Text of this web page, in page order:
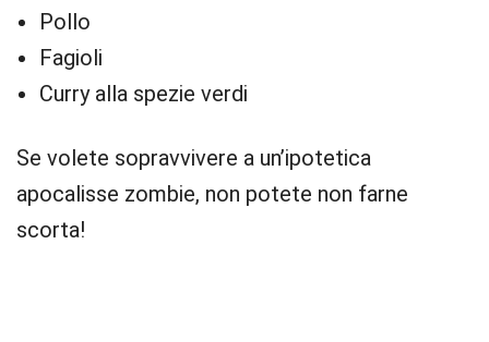
Pollo
Fagioli
Curry alla spezie verdi
Se volete sopravvivere a un’ipotetica
apocalisse zombie, non potete non farne
scorta!